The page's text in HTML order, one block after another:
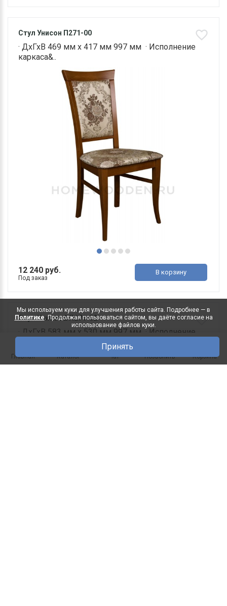
Стул Унисон П271-00
· ДхГхВ 469 мм х 417 мм 997 мм · Исполнение
каркаса&..
12 240 руб.
Под заказ
В корзину
Стул Унисон 2 П271-02
· ДхГхВ 583 мм х 530 мм 997 мм · Исполнение
Мы используем куки для улучшения работы сайта. Подробнее — в
Политике. Продолжая пользоваться сайтом, вы даёте согласие на
использование файлов куки.
Принять
Главная Каталог Чат Позвонить Корзина